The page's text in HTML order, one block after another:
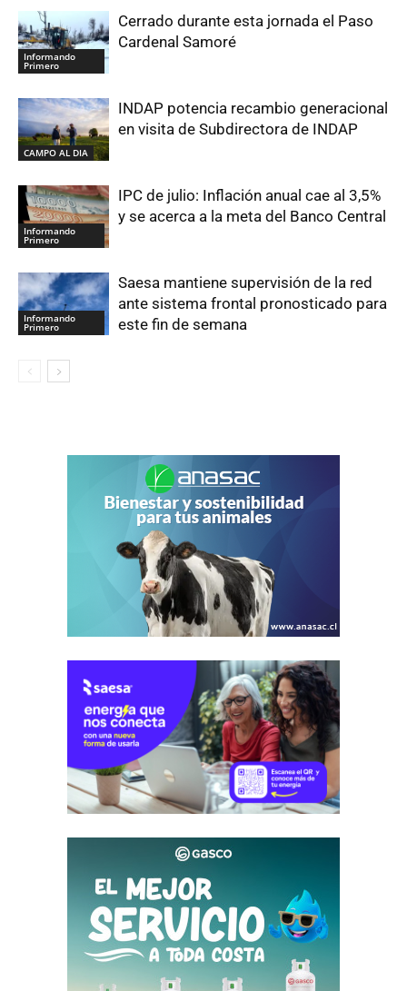
Informando
Primero
Cerrado durante esta jornada el Paso
Cardenal Samoré
CAMPO AL DIA
INDAP potencia recambio generacional
en visita de Subdirectora de INDAP
Informando
Primero
IPC de julio: Inflación anual cae al 3,5%
y se acerca a la meta del Banco Central
Informando
Primero
Saesa mantiene supervisión de la red
ante sistema frontal pronosticado para
este fin de semana